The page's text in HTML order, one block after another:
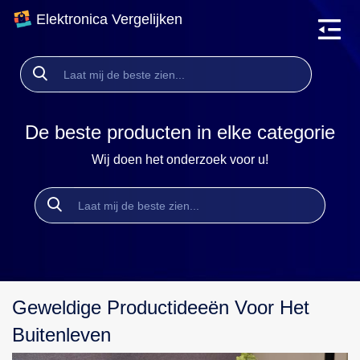
Elektronica Vergelijken
De beste producten in elke categorie
Wij doen het onderzoek voor u!
Geweldige Productideeën Voor Het
Buitenleven